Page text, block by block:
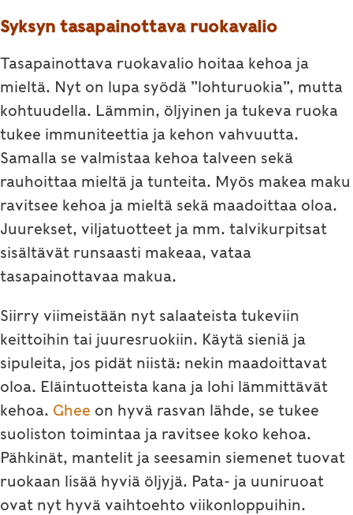
Syksyn tasapainottava ruokavalio
Tasapainottava ruokavalio hoitaa kehoa ja
mieltä. Nyt on lupa syödä ”lohturuokia”, mutta
kohtuudella. Lämmin, öljyinen ja tukeva ruoka
tukee immuniteettia ja kehon vahvuutta.
Samalla se valmistaa kehoa talveen sekä
rauhoittaa mieltä ja tunteita. Myös makea maku
ravitsee kehoa ja mieltä sekä maadoittaa oloa.
Juurekset, viljatuotteet ja mm. talvikurpitsat
sisältävät runsaasti makeaa, vataa
tasapainottavaa makua.
Siirry viimeistään nyt salaateista tukeviin
keittoihin tai juuresruokiin. Käytä sieniä ja
sipuleita, jos pidät niistä: nekin maadoittavat
oloa. Eläintuotteista kana ja lohi lämmittävät
kehoa. Ghee on hyvä rasvan lähde, se tukee
suoliston toimintaa ja ravitsee koko kehoa.
Pähkinät, mantelit ja seesamin siemenet tuovat
ruokaan lisää hyviä öljyjä. Pata- ja uuniruoat
ovat nyt hyvä vaihtoehto viikonloppuihin.